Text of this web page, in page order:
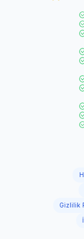
Gizlilik